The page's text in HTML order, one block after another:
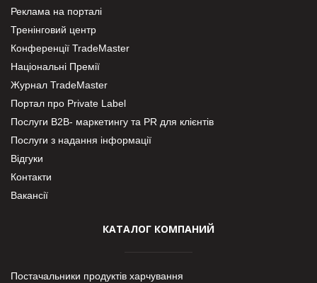
Реклама на порталі
Тренінговий центр
Конференції TradeMaster
Національні Премії
Журнал TradeMaster
Портал про Private Label
Послуги В2В- маркетингу та PR для клієнтів
Послуги з надання інформації
Відгуки
Контакти
Вакансії
КАТАЛОГ КОМПАНИЙ
Постачальники продуктів харчування